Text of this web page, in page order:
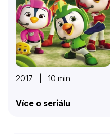
2017 | 10 min
Více o seriálu